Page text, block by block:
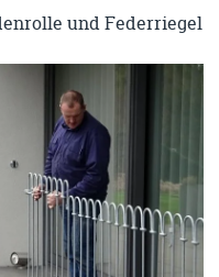
und Federriegel